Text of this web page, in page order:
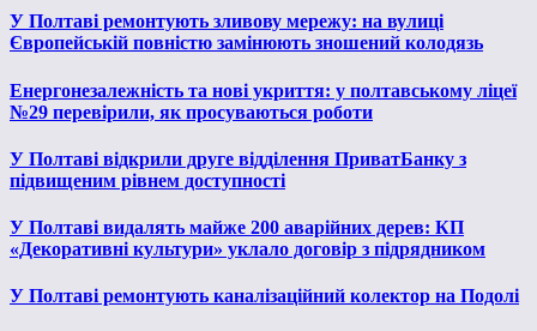
У Полтаві ремонтують зливову мережу: на вулиці
Європейській повністю замінюють зношений колодязь
Енергонезалежність та нові укриття: у полтавському ліцеї
№29 перевірили, як просуваються роботи
У Полтаві відкрили друге відділення ПриватБанку з
підвищеним рівнем доступності
У Полтаві видалять майже 200 аварійних дерев: КП
«Декоративні культури» уклало договір з підрядником
У Полтаві ремонтують каналізаційний колектор на Подолі